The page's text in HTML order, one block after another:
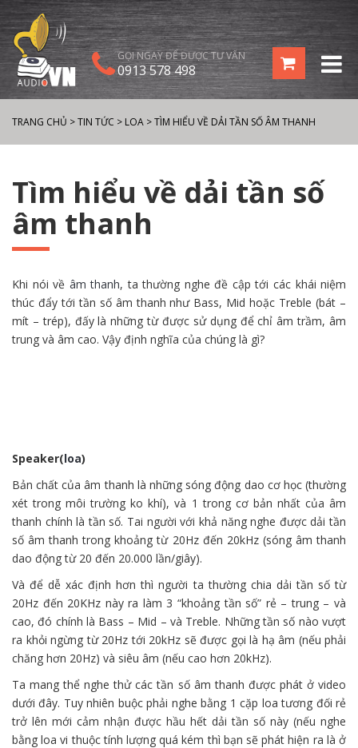
GỌI NGAY ĐỂ ĐƯỢC TƯ VẤN
0913 578 498
TRANG CHỦ >TIN TỨC > LOA >TÌM HIỂU VỀ DẢI TẦN SỐ ÂM THANH
Tìm hiểu về dải tần số
âm thanh
Khi nói về âm thanh, ta thường ngheđề cập tới các khái niệm
thúc đẩy tới tần số âm thanh như Bass, Mid hoặc Treble (bát –
mít – trép), đấylànhững từ được sử dụngđể chỉ âm trầm, âm
trung và âm cao. Vậy định nghĩa của chúng là gì?
Speaker(loa)
Bản chất của âm thanh là những sóngđộng dao cơ học (thường
xét trong môi trườngko khí), và 1 trong cơ bản nhất của âm
thanh chính là tần số. Tai ngườivới khả năng nghe được dải tần
số âm thanh trong khoảng từ 20Hz đến 20kHz (sóng âm thanh
dao độngtừ 20 đến 20.000 lần/giây).
Và để dễ xác định hơn thì người ta thường chia dải tần số từ
20Hz đến 20KHz này ra làm 3 “khoảng tần số” rẻ – trung – và
cao,đó chính là Bass – Mid – và Treble. Những tần số nào vượt
ra khỏi ngừng từ 20Hztới 20kHz sẽ được gọi là hạ âm (nếu phải
chăng hơn 20Hz) và siêu âm (nếu cao hơn 20kHz).
Tamang thể nghe thửcác tần số âm thanh được phát ở video
dưới đây. Tuy nhiên buộc phải nghe bằng 1 cặp loatương đối rẻ
trở lên mới cảm nhận được hầu hết dải tần số này (nếu nghe
bằng loa vithuộc tính lượng quá kém thì bạn sẽ phát hiện ra là ở